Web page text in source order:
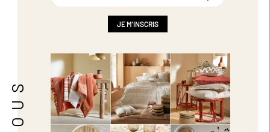
JE M'INSCRIS